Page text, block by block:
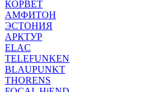
КОРВЕТ
АМФИТОН
ЭСТОНИЯ
АРКТУР
ELAC
TELEFUNKEN
BLAUPUNKT
THORENS